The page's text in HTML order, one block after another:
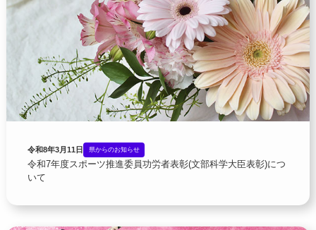
令和8年3月11日 県からのお知らせ
令和7年度スポーツ推進委員功労者表彰(文部科学大臣表彰)につ
いて